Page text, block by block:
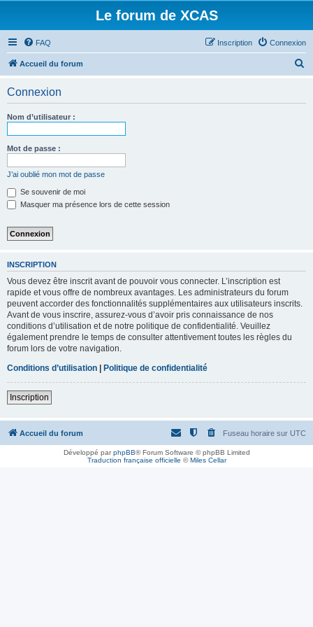
Le forum de XCAS
FAQ Connexion
Inscription
Accueil du forum
Connexion
Nom d’utilisateur :
Mot de passe :
J’ai oublié mon mot de passe
Se souvenir de moi
Masquer ma présence lors de cette session
INSCRIPTION
Vous devez être inscrit avant de pouvoir vous connecter. L’inscription est
rapide et vous offre de nombreux avantages. Les administrateurs du forum
peuvent accorder des fonctionnalités supplémentaires aux utilisateurs inscrits.
Avant de vous inscrire, assurez-vous d’avoir pris connaissance de nos
conditions d’utilisation et de notre politique de confidentialité. Veuillez
également prendre le temps de consulter attentivement toutes les règles du
forum lors de votre navigation.
Conditions d’utilisation | Politique de confidentialité
Inscription
Accueil du forum Fuseau horaire sur UTC
Développé parphpBB® Forum Software © phpBB Limited
Traduction française officielle ©Miles Cellar